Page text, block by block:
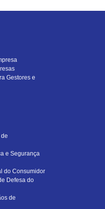
Gestores e
e Segurança
do Consumidor
Defesa do
de